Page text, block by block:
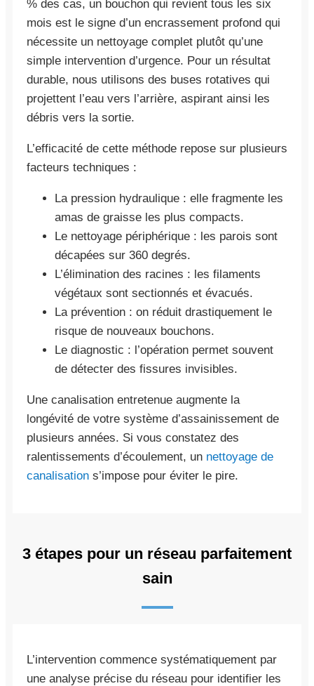
% des cas, un bouchon qui revient tous les six
mois est le signe d’un encrassement profond qui
nécessite un nettoyage complet plutôt qu’une
simple intervention d’urgence. Pour un résultat
durable, nous utilisons des buses rotatives qui
projettent l’eau vers l’arrière, aspirant ainsi les
débris vers la sortie.
L’efficacité de cette méthode repose sur plusieurs
facteurs techniques :
La pression hydraulique : elle fragmente les
amas de graisse les plus compacts.
Le nettoyage périphérique : les parois sont
décapées sur 360 degrés.
L’élimination des racines : les filaments
végétaux sont sectionnés et évacués.
La prévention : on réduit drastiquement le
risque de nouveaux bouchons.
Le diagnostic : l’opération permet souvent
de détecter des fissures invisibles.
Une canalisation entretenue augmente la
longévité de votre système d’assainissement de
plusieurs années. Si vous constatez des
ralentissements d’écoulement, un nettoyage de
canalisation s’impose pour éviter le pire.
3 étapes pour un réseau parfaitement
sain
L’intervention commence systématiquement par
une analyse précise du réseau pour identifier les